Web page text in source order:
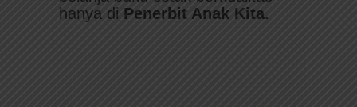
hanya di Penerbit Anak Kita.